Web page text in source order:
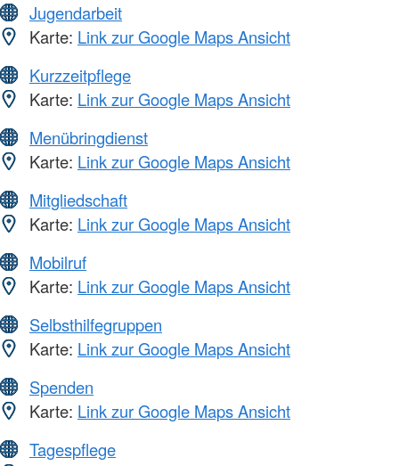
Jugendarbeit
Karte: Link zur Google Maps Ansicht
Kurzzeitpflege
Karte: Link zur Google Maps Ansicht
Menübringdienst
Karte: Link zur Google Maps Ansicht
Mitgliedschaft
Karte: Link zur Google Maps Ansicht
Mobilruf
Karte: Link zur Google Maps Ansicht
Selbsthilfegruppen
Karte: Link zur Google Maps Ansicht
Spenden
Karte: Link zur Google Maps Ansicht
Tagespflege